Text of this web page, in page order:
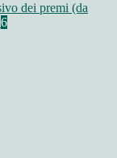
dei premi (da
6